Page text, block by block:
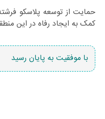
حمایت از توسعه پلاسکو
کمک به ایجاد رفاه در این
با موفقیت به پایان رسید